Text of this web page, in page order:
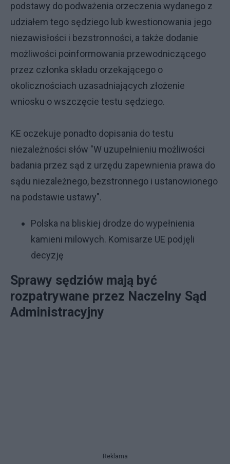
podstawy do podważenia orzeczenia wydanego z
udziałem tego sędziego lub kwestionowania jego
niezawisłości i bezstronności, a także dodanie
możliwości poinformowania przewodniczącego
przez członka składu orzekającego o
okolicznościach uzasadniających złożenie
wniosku o wszczęcie testu sędziego.
KE oczekuje ponadto dopisania do testu
niezależności słów "W uzupełnieniu możliwości
badania przez sąd z urzędu zapewnienia prawa do
sądu niezależnego, bezstronnego i ustanowionego
na podstawie ustawy".
Polska na bliskiej drodze do wypełnienia
kamieni milowych. Komisarze UE podjęli
decyzję
Sprawy sędziów mają być
rozpatrywane przez Naczelny Sąd
Administracyjny
Reklama